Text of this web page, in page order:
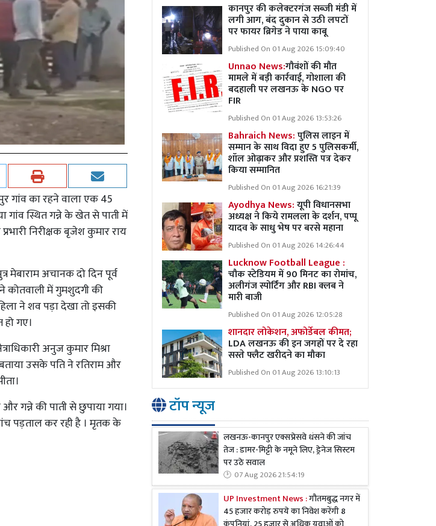
गांव का रहने वाला एक 45
गांव स्थित गन्ने के खेत से पाती में
निरीक्षक बृजेश कुमार राय
मेबाराम अचानक दो दिन पूर्व
कोतवाली में गुमशुदगी की
ने शव पड़ा देखा तो इसकी
गए।
अनुज कुमार मिश्रा
उसके पति ने रतिराम और
गन्ने की पाती से छुपाया गया।
पड़ताल कर रही है । मृतक के
कानपुर की कलेक्टरगंज सब्जी मंडी में
लगी आग, बंद दुकान से उठी लपटों
पर फायर ब्रिगेड ने पाया काबू
Published On 01 Aug 2026 15:09:40
Unnao News:गौवंशों की मौत
मामले में बड़ी कार्रवाई, गोशाला की
बदहाली पर लखनऊ के NGO पर
FIR
Published On 01 Aug 2026 13:53:26
Bahraich News:पुलिस लाइन में
सम्मान के साथ विदा हुए 5 पुलिसकर्मी,
शॉल ओढ़ाकर और प्रशस्ति पत्र देकर
किया सम्मानित
Published On 01 Aug 2026 16:21:39
Ayodhya News:यूपी विधानसभा
अध्यक्ष ने किये रामलला के दर्शन, पप्पू
यादव के साधु भेष पर बरसे महाना
Published On 01 Aug 2026 14:26:44
Lucknow Football League :
चौक स्टेडियम में 90 मिनट का रोमांच,
अलीगंज स्पोर्टिंग और RBI क्लब ने
मारी बाजी
Published On 01 Aug 2026 12:05:28
शानदार लोकेशन, अफोर्डेबल कीमत;
LDA लखनऊ की इन जगहों पर दे रहा
सस्ते फ्लैट खरीदने का मौका
Published On 01 Aug 2026 13:10:13
टॉप न्यूज
लखनऊ-कानपुर एक्सप्रेसवे धंसने की जांच
तेज : डामर-मिट्टी के नमूने लिए, ड्रेनेज सिस्टम
पर उठे सवाल
07 Aug 2026 21:54:19
UP Investment News :गौतमबुद्ध नगर में
45 हजार करोड़ रुपये का निवेश करेंगी 8